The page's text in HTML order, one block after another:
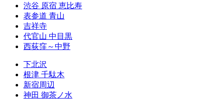
渋谷 原宿 恵比寿
表参道 青山
吉祥寺
代官山 中目黒
西荻窪～中野
下北沢
根津 千駄木
新宿周辺
神田 御茶ノ水